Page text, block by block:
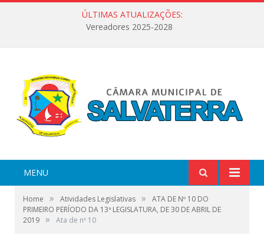
ÚLTIMAS ATUALIZAÇÕES:
Vereadores 2025-2028
MENU
Home » Atividades Legislativas »
ATA DE Nº 10 DO
PRIMEIRO PERÍODO DA 13ª LEGISLATURA, DE 30 DE ABRIL DE
2019 » Ata de nº 10